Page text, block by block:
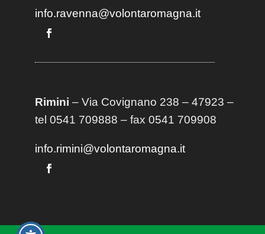
info.ravenna@volontaromagna.it
Rimini – Via Covignano 238 – 47923 –
tel 0541 709888 – fax 0541 709908
info.rimini@volontaromagna.it